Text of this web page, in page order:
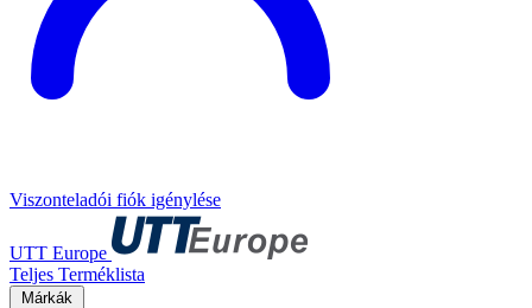
Viszonteladói fiók igénylése
UTT Europe
Teljes Terméklista
Márkák